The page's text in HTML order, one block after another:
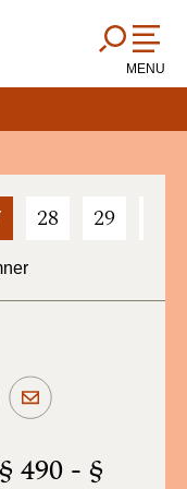
MENU
28 29
490 - §